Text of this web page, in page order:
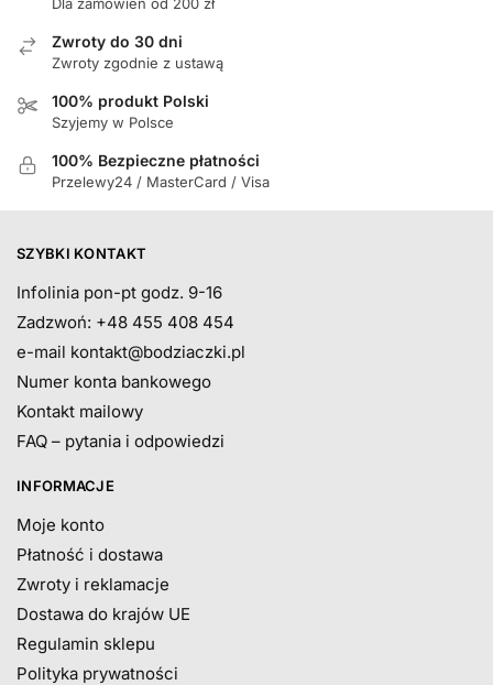
Zwroty do 30 dni
Zwroty zgodnie z ustawą
100% produkt Polski
Szyjemy w Polsce
100% Bezpieczne płatności
Przelewy24 / MasterCard / Visa
SZYBKI KONTAKT
Infolinia pon-pt godz. 9-16
Zadzwoń: +48 455 408 454
e-mail kontakt@bodziaczki.pl
Numer konta bankowego
Kontakt mailowy
FAQ – pytania i odpowiedzi
INFORMACJE
Moje konto
Płatność i dostawa
Zwroty i reklamacje
Dostawa do krajów UE
Regulamin sklepu
Polityka prywatności